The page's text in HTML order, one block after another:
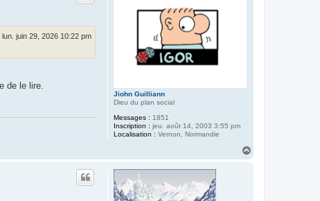
Jiohn Guilliann
Dieu du plan social
Messages : 1851
Inscription : jeu. août 14, 2003 3:55 pm
Localisation : Vernon, Normandie
lun. juin 29, 2026 10:22 pm
de le lire.